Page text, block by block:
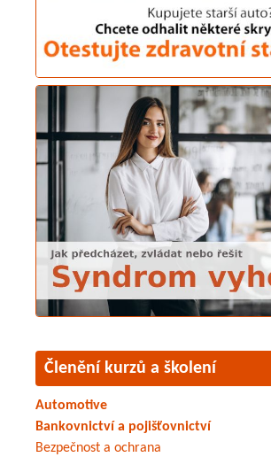
Členění kurzů a školení
Automotive
Bankovnictví a pojišťovnictví
Bezpečnost a ochrana